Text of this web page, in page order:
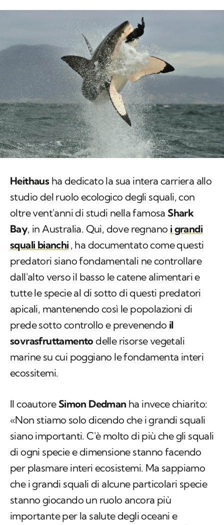
Heithausha dedicato la sua intera carriera allo
studio del ruolo ecologico degli squali, con
oltre vent'anni di studi nella famosaShark
Bay, in Australia. Qui, dove regnano i grandi
squali bianchi , ha documentato come questi
predatori siano fondamentali ne controllare
dall'alto verso il basso le catene alimentari e
tutte le specie al di sotto di questi predatori
apicali, mantenendo così le popolazioni di
prede sotto controllo e prevenendo il
sovrasfruttamento delle risorse vegetali
marine su cui poggiano le fondamenta interi
ecossitemi.
Il coautoreSimon Dedman ha invece chiarito:
«Non stiamo solo dicendo che i grandi squali
siano importanti. C'è molto di più che gli squali
di ogni specie e dimensione stanno facendo
per plasmare interi ecosistemi. Ma sappiamo
che i grandi squali di alcune particolari specie
stanno giocando un ruolo ancora più
importante per la salute degli oceani e